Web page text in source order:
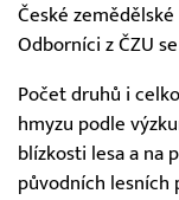
České
Odborníci z ČZU
Počet druhů i
hmyzu podle
blízkosti lesa a na
původních lesních